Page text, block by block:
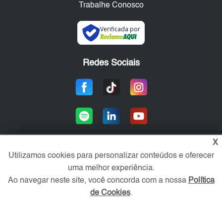
Trabalhe Conosco
Verificada por
Redes Sociais
Área exclusiva aos anunciantes,
acesse sua conta:
X
Utilizamos cookies para personalizar conteúdos e oferecer
uma melhor experiência.
Ao navegar neste site, você concorda com a nossa Política
de Cookies.